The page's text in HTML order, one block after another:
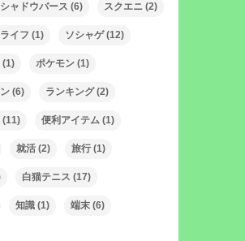
シャドウバース (6) スクエニ (2)
イフ (1) ソシャゲ(12)
(1) ポケモン (1)
(6) ランキング(2)
(11) 便利アイテム (1)
就活 (2) 旅行 (1)
白猫テニス (17)
知識 (1) 端末 (6)